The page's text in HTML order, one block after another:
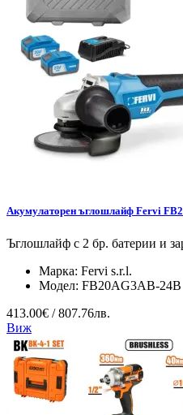
Акумулаторен ъглошлайф Fervi
Ъглошлайф с 2 бр. батерии и
Марка: Fervi s.r.l.
Модел: FB20AG3AB-24B
413.00€ / 807.76лв.
Виж